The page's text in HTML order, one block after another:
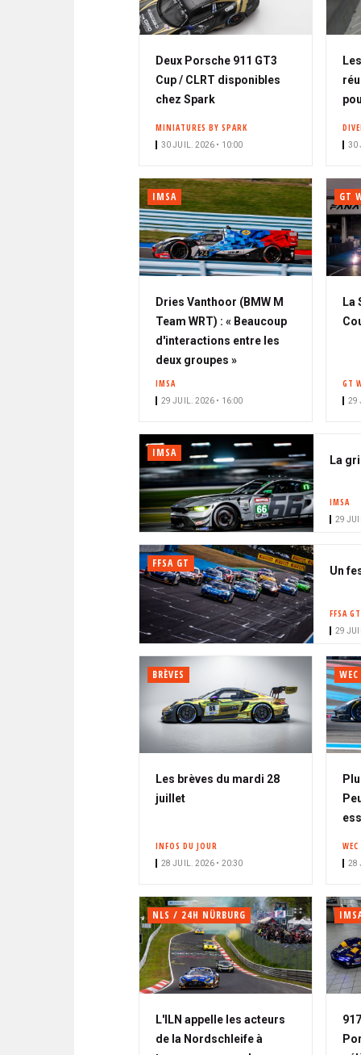
Deux Porsche 911 GT3
Cup / CLRT disponibles
chez Spark
MINIATURES BY SPARK
30 JUIL. 2026 • 10:00 30
IMSA
Dries Vanthoor (BMW M
Team WRT) : « Beaucoup
d'interactions entre les
deux groupes »
IMSA
29 JUIL. 2026 • 16:00
GT
La
GT
29
IMSA
La
IMSA
29
FFSA GT
Un
FFSA GT
29
BRÈVES
Les brèves du mardi 28
juillet
INFOS DU JOUR
28 JUIL. 2026 • 20:30
WEC
WEC
28
NLS / 24H NÜRBURG
L'ILN appelle les acteurs
de la Nordschleife à